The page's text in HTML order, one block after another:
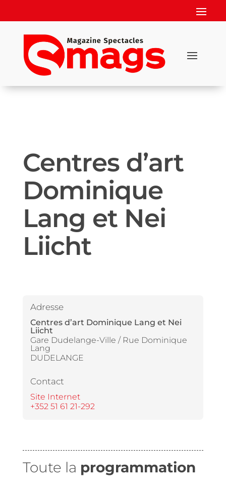
Centres d’art
Dominique
Lang et Nei
Liicht
Adresse
Centres d’art Dominique Lang et Nei
Liicht
Gare Dudelange-Ville / Rue Dominique
Lang
DUDELANGE
Contact
Site Internet
+352 51 61 21-292
Toute la programmation